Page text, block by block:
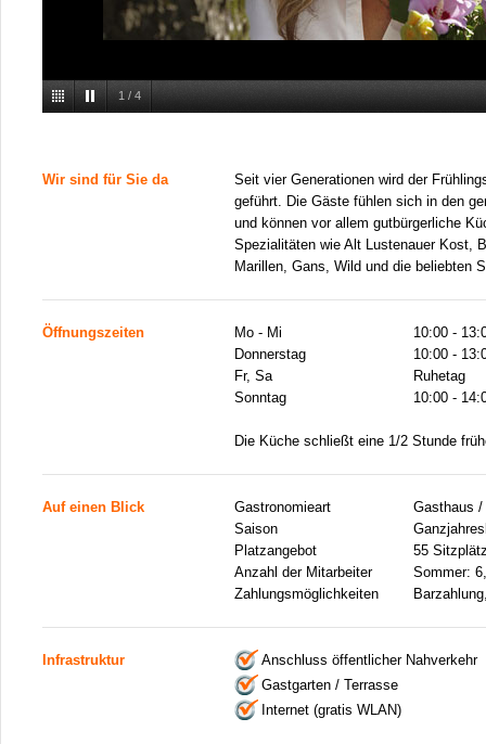
1 / 4
Wir sind für Sie da
Seit vier Generationen wird der
geführt. Die Gäste fühlen sich in den
und können vor allem gutbürgerliche
Spezialitäten wie Alt Lustenauer Kost,
Marillen, Gans, Wild und die beliebten
Öffnungszeiten Mo - Mi
10:00 -
Donnerstag
10:00 -
Fr, Sa
Ruhetag
Sonntag
10:00 -
Die Küche schließt eine 1/2 Stunde
Auf einen Blick Gastronomieart
Gasthaus
Saison
Platzangebot
55
Anzahl der Mitarbeiter
Sommer:
Zahlungsmöglichkeiten
Infrastruktur
Anschluss öffentlicher Nahverkehr
Gastgarten / Terrasse
Internet (gratis WLAN)